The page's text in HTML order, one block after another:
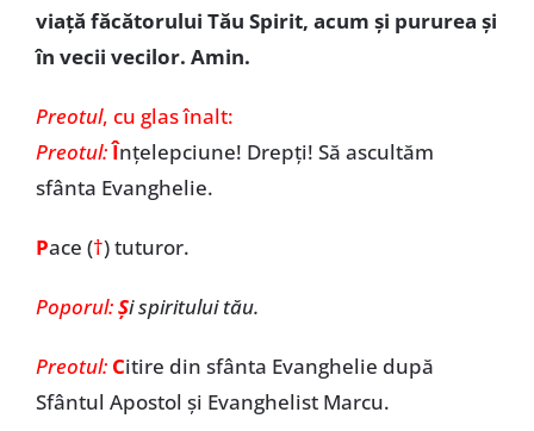
viaţă făcătorului Tău Spirit, acum şi pururea şi
în vecii vecilor. Amin.
Preotul, cu glas înalt:
Preotul:Înţelepciune! Drepţi! Să ascultăm
sfânta Evanghelie.
Pace (†) tuturor.
Poporul:Şi spiritului tău.
Preotul: Citire din sfânta Evanghelie după
Sfântul Apostol și Evanghelist Marcu.